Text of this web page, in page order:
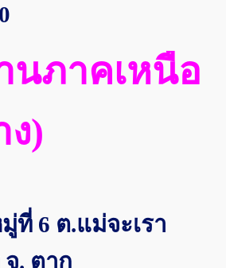
นภาคเหนือ
)
ที่ 6 ต.แม่จะเรา
. ตาก